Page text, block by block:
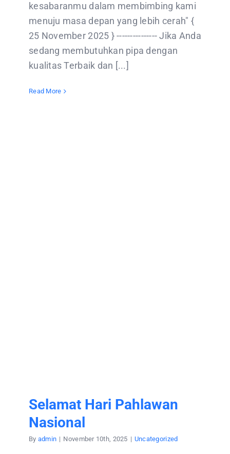
kesabaranmu dalam membimbing kami
menuju masa depan yang lebih cerah" {
25 November 2025 } --------------- Jika Anda
sedang membutuhkan pipa dengan
kualitas Terbaik dan [...]
Read More
Selamat Hari Pahlawan
Nasional
By admin | November 10th, 2025 | Uncategorized